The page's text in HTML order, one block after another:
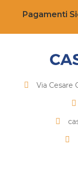
Pagamenti
Via Cesare